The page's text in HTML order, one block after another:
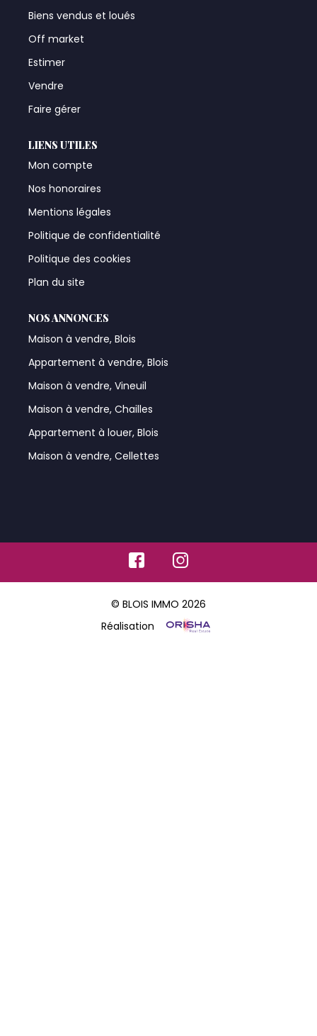
Biens vendus et loués
Off market
Estimer
Vendre
Faire gérer
LIENS UTILES
Mon compte
Nos honoraires
Mentions légales
Politique de confidentialité
Politique des cookies
Plan du site
NOS ANNONCES
Maison à vendre, Blois
Appartement à vendre, Blois
Maison à vendre, Vineuil
Maison à vendre, Chailles
Appartement à louer, Blois
Maison à vendre, Cellettes
© BLOIS IMMO 2026
Réalisation